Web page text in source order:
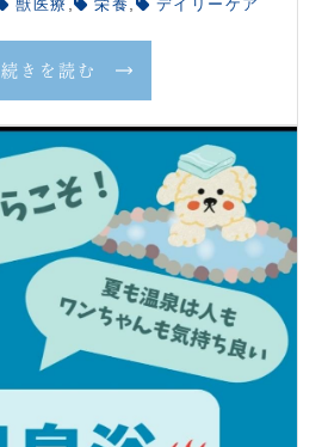
獣医療 栄養 デイリーケア
続きを読む